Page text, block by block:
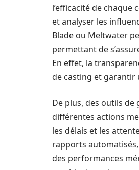
l’efficacité de
et analyser les
Blade ou Meltwater
permettant de
En effet, la
de casting et garantir
De plus, des outils
différentes actions
les délais et les
rapports
des performances